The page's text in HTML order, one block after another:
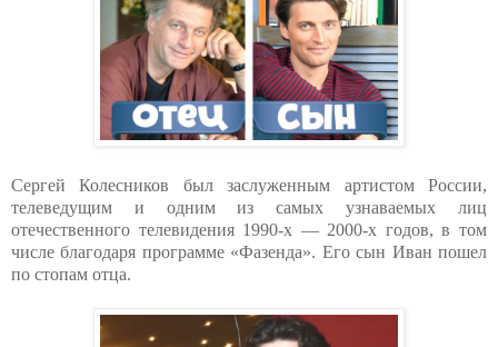
Сергей Колесников был заслуженным артистом России,
телеведущим и одним из самых узнаваемых лиц
отечественного телевидения 1990-х — 2000-х годов, в том
числе благодаря программе «Фазенда». Его сын Иван пошел
по стопам отца.